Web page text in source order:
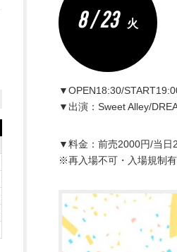
8 / 23 火
▼OPEN18:30/
▼出演：Sweet Alley/
▼料金：前売2000円/当日
※再入場不可・入場規制有